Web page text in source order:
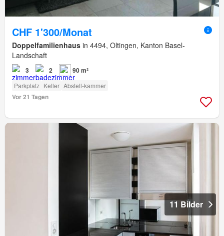
CHF 1'300/Monat
Doppelfamilienhaus in 4494, Oltingen, Kanton Basel-
Landschaft
3 2 90 m²
Parkplatz Keller Abstell-kammer
Vor 21 Tagen
11 Bilder